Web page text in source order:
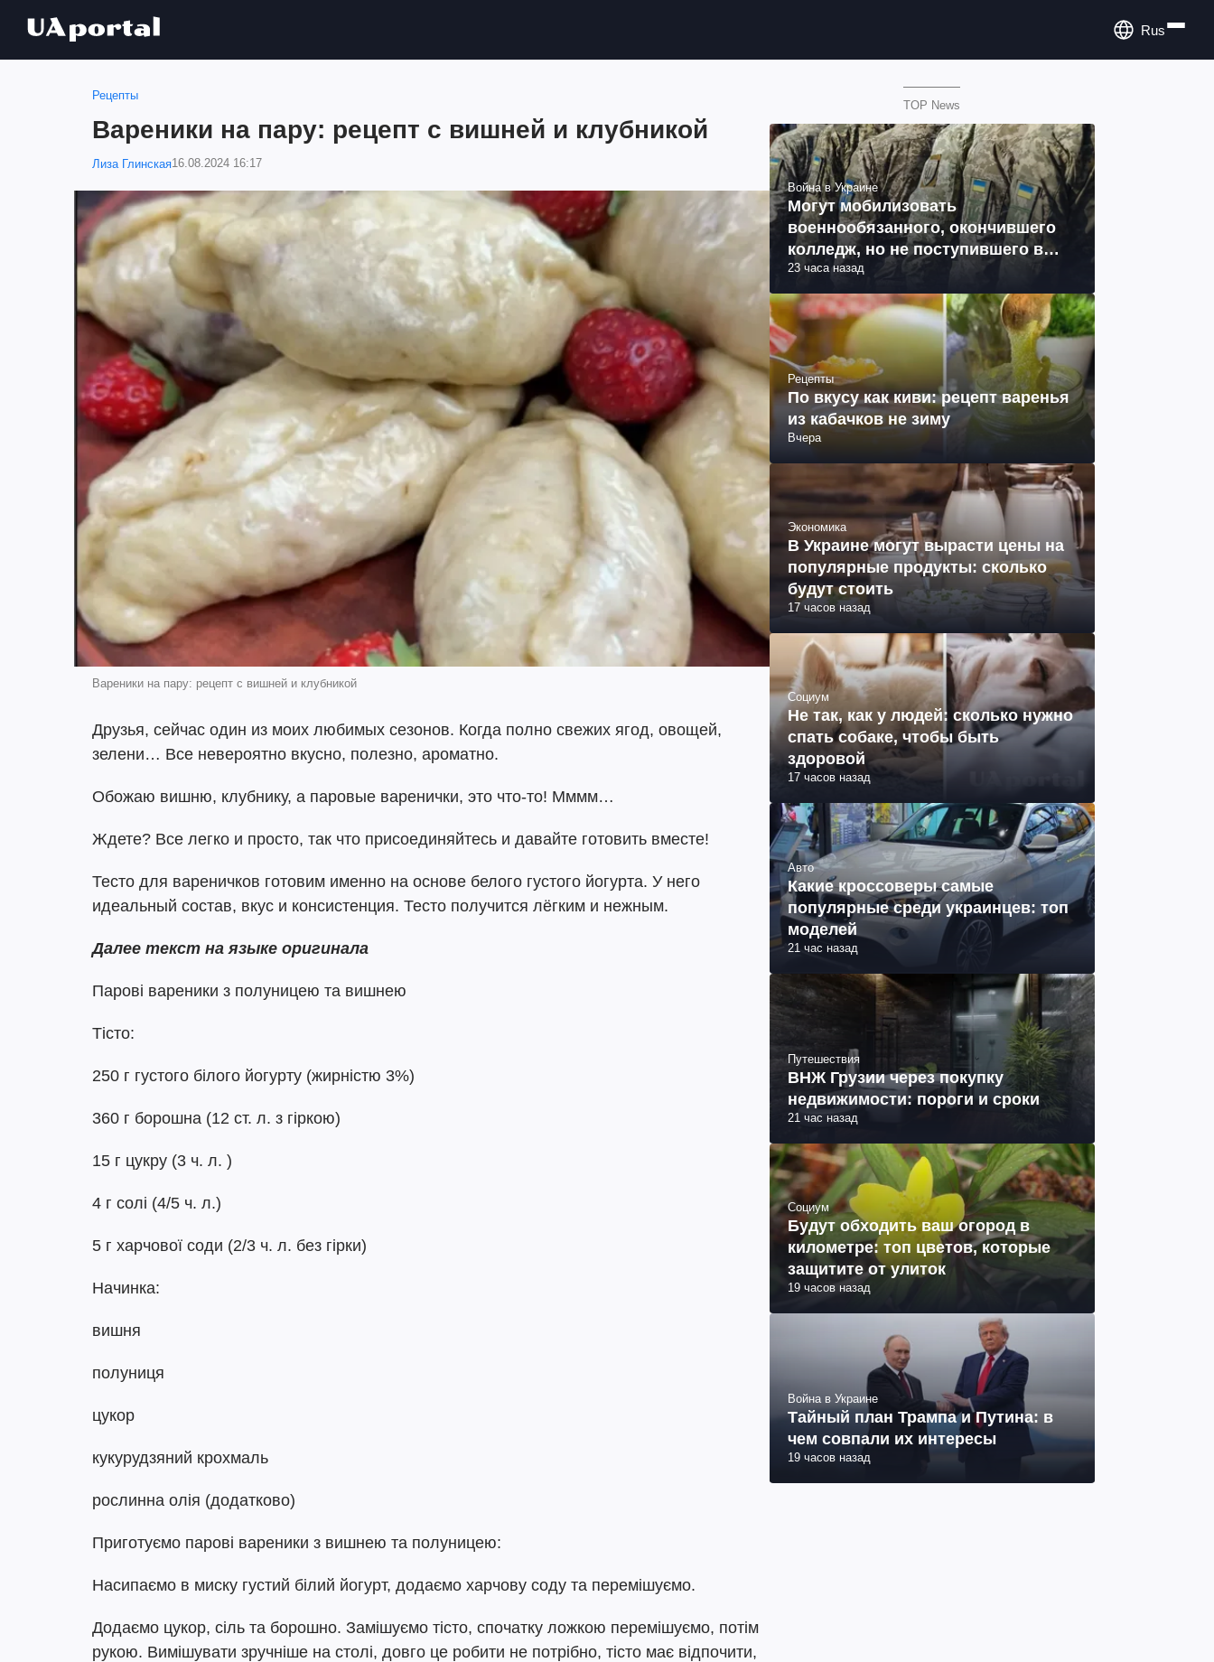
Rus
Рецепты
Вареники на пару: рецепт с вишней и клубникой
Лиза Глинская16.08.2024 16:17
Вареники на пару: рецепт с вишней и клубникой
Друзья, сейчас один из моих любимых сезонов. Когда полно свежих ягод, овощей,
зелени… Все невероятно вкусно, полезно, ароматно.
Обожаю вишню, клубнику, а паровые варенички, это что-то! Мммм…
Ждете? Все легко и просто, так что присоединяйтесь и давайте готовить вместе!
Тесто для вареничков готовим именно на основе белого густого йогурта. У него
идеальный состав, вкус и консистенция. Тесто получится лёгким и нежным.
Далее текст на языке оригинала
Парові вареники з полуницею та вишнею
Тісто:
250 г густого білого йогурту (жирністю 3%)
360 г борошна (12 ст. л. з гіркою)
15 г цукру (3 ч. л. )
4 г солі (4/5 ч. л.)
5 г харчової соди (2/3 ч. л. без гірки)
Начинка:
вишня
полуниця
цукор
кукурудзяний крохмаль
рослинна олія (додатково)
Приготуємо парові вареники з вишнею та полуницею:
Насипаємо в миску густий білий йогурт, додаємо харчову соду та перемішуємо.
Додаємо цукор, сіль та борошно. Замішуємо тісто, спочатку ложкою перемішуємо, потім
рукою. Вимішувати зручніше на столі, довго це робити не потрібно, тісто має відпочити,
TOP News
Война в Украине
Могут мобилизовать
военнообязанного, окончившего
колледж, но не поступившего в
вуз: объяснение юриста
23 часа назад
Рецепты
По вкусу как киви: рецепт варенья
из кабачков не зиму
Вчера
Экономика
В Украине могут вырасти цены на
популярные продукты: сколько
будут стоить
17 часов назад
Социум
Не так, как у людей: сколько нужно
спать собаке, чтобы быть
здоровой
17 часов назад
Авто
Какие кроссоверы самые
популярные среди украинцев: топ
моделей
21 час назад
Путешествия
ВНЖ Грузии через покупку
недвижимости: пороги и сроки
21 час назад
Социум
Будут обходить ваш огород в
километре: топ цветов, которые
защитите от улиток
19 часов назад
Война в Украине
Тайный план Трампа и Путина: в
чем совпали их интересы
19 часов назад